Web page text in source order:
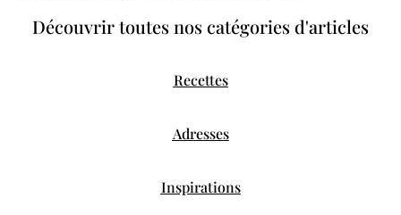
Découvrir toutes nos catégories d'articles
Recettes
Adresses
Inspirations